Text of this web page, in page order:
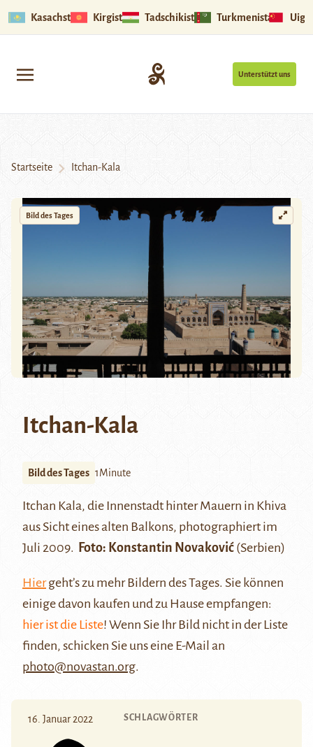
Kasachstan Kirgistan Tadschikistan Turkmenistan
Unterstützt uns
Startseite Itchan-Kala
Bild des Tages
Itchan-Kala
Bild des Tages 1Minute
Itchan Kala, die Innenstadt hinter Mauern in Khiva
aus Sicht eines alten Balkons, photographiert im
Juli 2009. Foto: Konstantin Novaković (Serbien)
Hiergeht’s zu mehr Bildern des Tages. Sie können
einige davon kaufen und zu Hause empfangen:
hier ist die Liste! Wenn Sie Ihr Bild nicht in der Liste
finden, schicken Sie uns eine E-Mail an
photo@novastan.org.
16. Januar 2022 SCHLAGWÖRTER